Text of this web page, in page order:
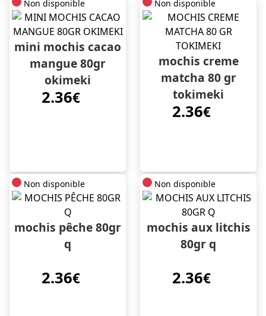
Non disponible
mini mochis cacao
mangue 80gr
okimeki
2.36€
Non disponible
mochis creme
matcha 80 gr
tokimeki
2.36€
Non disponible
mochis pêche 80gr
q
2.36€
Non disponible
mochis aux litchis
80gr q
2.36€